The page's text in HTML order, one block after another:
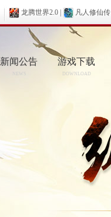
龙腾世界2.0 凡人修仙传
新闻公告
NEWS
游戏下载
DOWNLOAD